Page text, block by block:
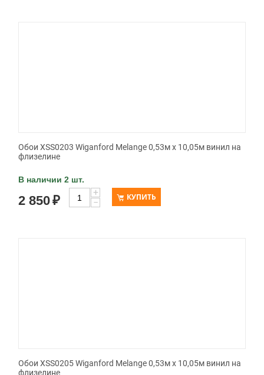
Обои XSS0203 Wiganford Melange 0,53м x 10,05м винил на
флизелине
В наличии 2 шт.
2 850₽
+
−
КУПИТЬ
Обои XSS0205 Wiganford Melange 0,53м x 10,05м винил на
флизелине